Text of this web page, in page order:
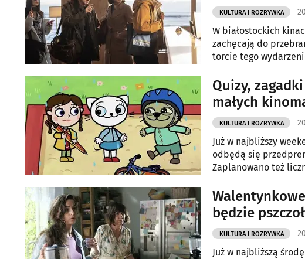
KULTURA I ROZRYWKA
W białostockich
zachęcają do
torcie tego
Quizy,
małych
KULTURA I ROZRYWKA
Już w najbliższy
odbędą się
Zaplanowano też
będzie
KULTURA I ROZRYWKA
Już w najbliższą